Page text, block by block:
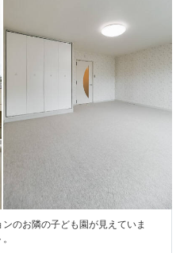
のお隣の子ども園が見えていま